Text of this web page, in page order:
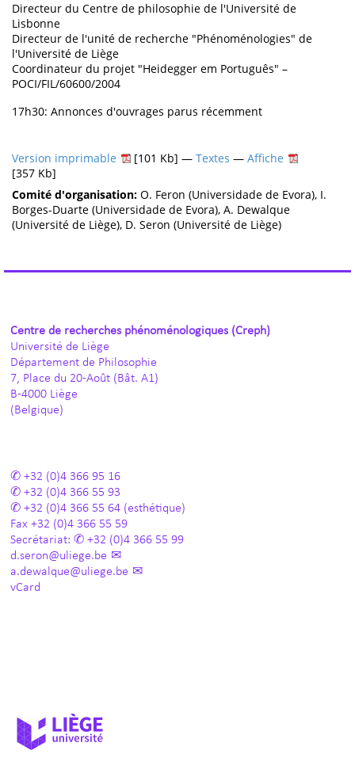
Directeur du Centre de philosophie de l'Université de
Lisbonne
Directeur de l'unité de recherche "Phénoménologies" de
l'Université de Liège
Coordinateur du projet "Heidegger em Português" –
POCI/FIL/60600/2004
17h30: Annonces d'ouvrages parus récemment
Version imprimable [101 Kb] — Textes — Affiche
[357 Kb]
Comité d'organisation: O. Feron (Universidade de Evora), I.
Borges-Duarte (Universidade de Evora), A. Dewalque
(Université de Liège), D. Seron (Université de Liège)
Centre de recherches phénoménologiques (Creph)
Université de Liège
Département de Philosophie
7, Place du 20-Août (Bât. A1)
B-4000 Liège
(Belgique)
+32 (0)4 366 95 16
+32 (0)4 366 55 93
+32 (0)4 366 55 64 (esthétique)
Fax +32 (0)4 366 55 59
Secrétariat:
+32 (0)4 366 55 99
d.seron@uliege.be
a.dewalque@uliege.be
vCard